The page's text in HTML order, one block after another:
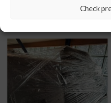
Check
Ölwanne Iveco
Cursor 9 Euro 6
Crossway